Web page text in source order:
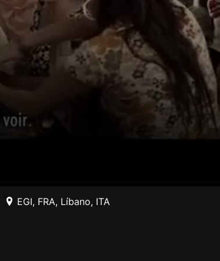
EGI, FRA, Líbano, ITA